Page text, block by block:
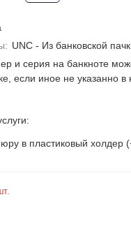
UNC - Из банковской
и серия на банкноте
если иное не указанно в
в пластиковый холдер